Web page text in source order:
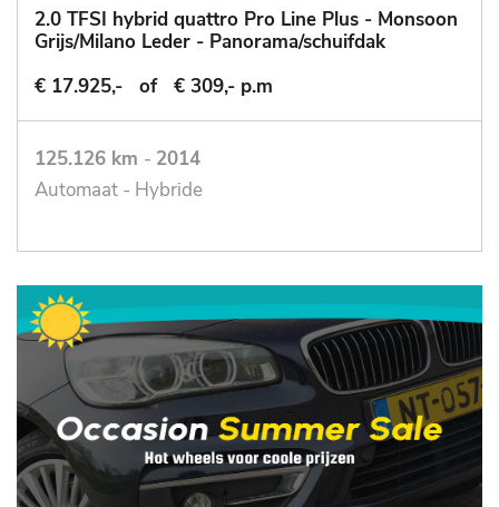
2.0 TFSI hybrid quattro Pro Line Plus - Monsoon
Grijs/Milano Leder - Panorama/schuifdak
€ 17.925,-
of € 309,- p.m
125.126 km - 2014
Automaat - Hybride